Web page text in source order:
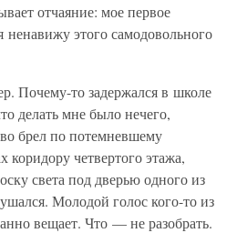
отчаяние: мое первое
ненавижу этого самодовольного
Почему-то задержался в школе
делать мне было нечего,
брел по потемневшему
четвертого этажа,
света под дверью одного из
Молодой голос кого-то из
вещает. Что — не разобрать.